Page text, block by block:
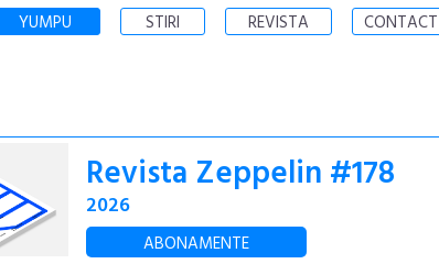
YUMPU STIRI REVISTA CONTACT
Revista Zeppelin #178
2026
ABONAMENTE